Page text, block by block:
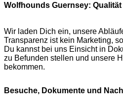
Wolfhounds Guernsey:
Wir laden Dich ein, unsere
Transparenz ist kein Marketing,
Du kannst bei uns Einsicht in
zu Befunden stellen und unsere
bekommen.
Besuche, Dokumente und